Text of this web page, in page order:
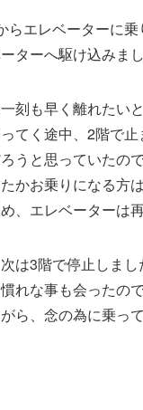
らエレベーターに
ターへ駆け込みまし
刻も早く離れたい
てく途中、2階で止
うと思っていたの
かお乗りになる方
、エレベーターは
は3階で停止しまし
れな事も会ったの
ら、念の為に乗っ